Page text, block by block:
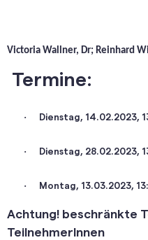
Victoria Wallner, Dr; Reinhard
Termine:
· Dienstag, 14.02.2023,
· Dienstag, 28.02.2023,
· Montag, 13.03.2023,
Achtung! beschränkte
TeilnehmerInnen